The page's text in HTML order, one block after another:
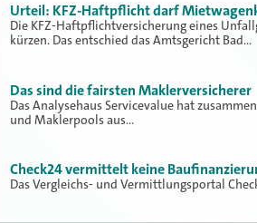
Urteil: KFZ-Haftpflicht darf
Die KFZ-Haftpflichtversicherung eines
kürzen. Das entschied das Amtsgericht Bad…
Das sind die fairsten Maklerversicherer
Das Analysehaus Servicevalue hat
und Maklerpools aus…
Check24 vermittelt keine
Das Vergleichs- und Vermittlungsportal